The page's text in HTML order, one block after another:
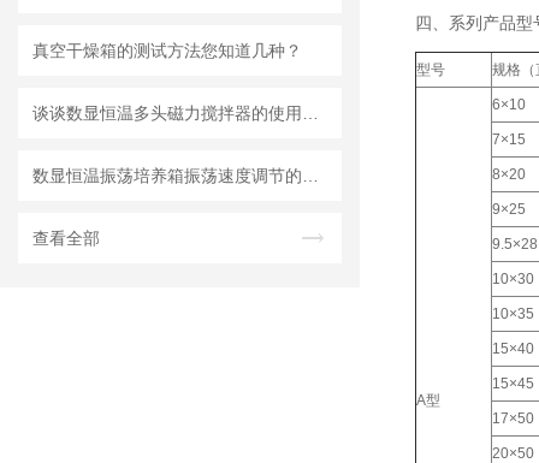
真空干燥箱的测试方法您知道几种？
查看全部
四、系列产品型
型号 规格（
A型
6×10
7×15
8×20
9×25
9.5×28
10×30
10×35
15×40
15×45
17×50
20×50